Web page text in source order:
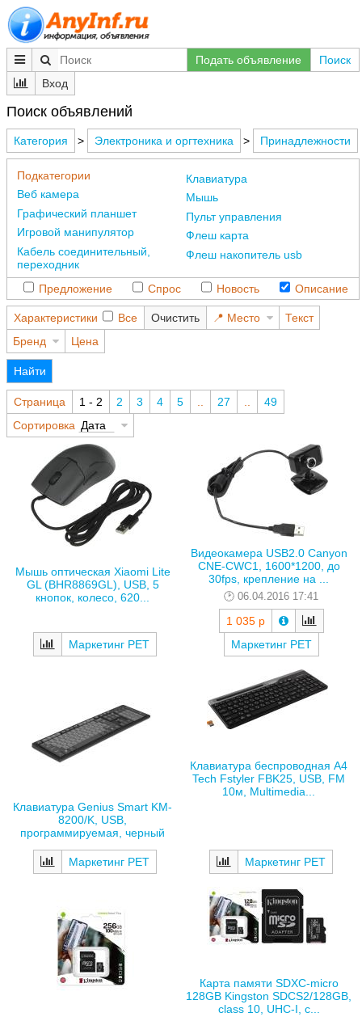
Подать объявление
Поиск
Вход
Поиск объявлений
Категория > Электроника и оргтехника > Принадлежности
Подкатегории
Веб камера
Графический планшет
Игровой манипулятор
Кабель соединительный,
переходник
Клавиатура
Мышь
Пульт управления
Флеш карта
Флеш накопитель usb
Предложение Спрос Новость Описание
Характеристики Все Очистить Место
Текст
Бренд
Цена
Найти
Страница 1 - 2 2 3 4 5 27
49
Сортировка Дата
Мышь оптическая Xiaomi Lite
GL (BHR8869GL), USB, 5
кнопок, колесо, 620...
Маркетинг РЕТ
Видеокамера USB2.0 Canyon
CNE-CWC1, 1600*1200, до
30fps, крепление на ...
06.04.2016 17:41
1 035 р
Маркетинг РЕТ
Клавиатура Genius Smart KM-
8200/K, USB,
программируемая, черный
Маркетинг РЕТ
Клавиатура беспроводная A4
Tech Fstyler FBK25, USB, FM
10м, Multimedia...
Маркетинг РЕТ
Карта памяти SDXC-micro
128GB Kingston SDCS2/128GB,
class 10, UHC-I, c...